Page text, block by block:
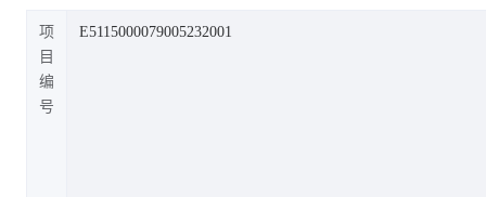
项
目
编
号
E5115000079005232001